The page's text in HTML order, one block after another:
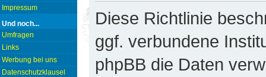
Impressum
Und noch...
Umfragen
Links
Werbung bei uns
Datenschutzklausel
Diese Richtlinie
ggf. verbundene
phpBB die Daten